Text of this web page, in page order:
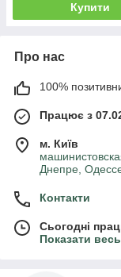
Купити
Про нас
100%
Працює з
м. Київ
Днепре,
Контакти
Сьогодні
Показати